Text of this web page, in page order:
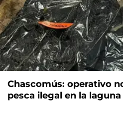
Chascomús: operativo
pesca ilegal en la laguna